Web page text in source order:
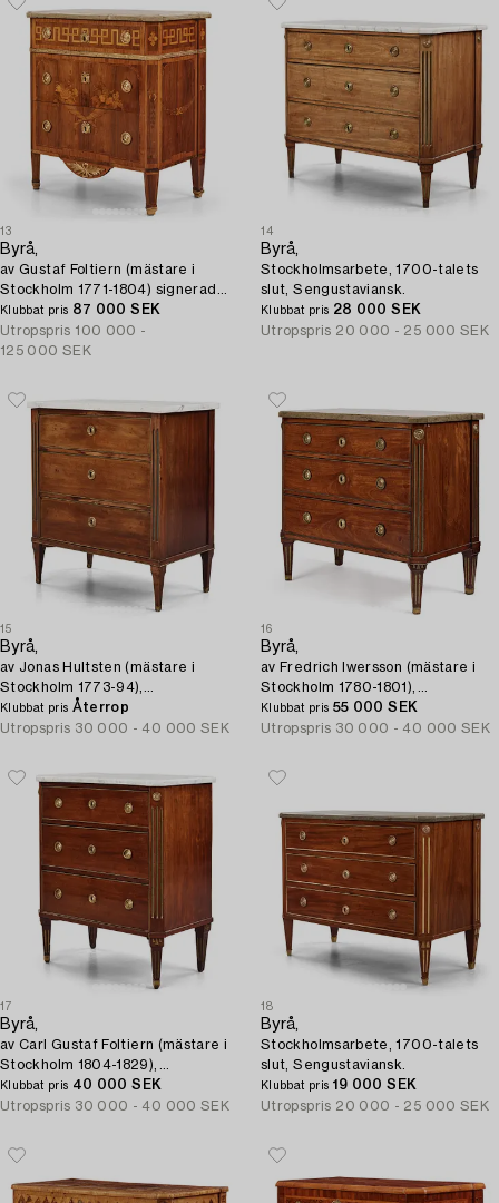
13
Byrå,
av Gustaf Foltiern (mästare i
Stockholm 1771-1804) signerad
och daterad 1782, Gustaviansk.
Klubbat pris 87 000 SEK
Utropspris 100 000 -
125 000 SEK
14
Byrå,
Stockholmsarbete, 1700-talets
slut, Sengustaviansk.
Klubbat pris 28 000 SEK
Utropspris 20 000 - 25 000 SEK
15
Byrå,
av Jonas Hultsten (mästare i
Stockholm 1773-94),
Sengustaviansk.
Klubbat pris Återrop
Utropspris 30 000 - 40 000 SEK
16
Byrå,
av Fredrich Iwersson (mästare i
Stockholm 1780-1801),
Sengustaviansk.
Klubbat pris 55 000 SEK
Utropspris 30 000 - 40 000 SEK
17
Byrå,
av Carl Gustaf Foltiern (mästare i
Stockholm 1804-1829),
Sengustaviansk.
Klubbat pris 40 000 SEK
Utropspris 30 000 - 40 000 SEK
18
Byrå,
Stockholmsarbete, 1700-talets
slut, Sengustaviansk.
Klubbat pris 19 000 SEK
Utropspris 20 000 - 25 000 SEK